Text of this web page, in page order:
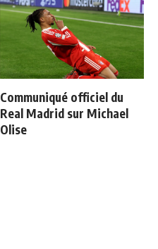
Communiqué officiel du
Real Madrid sur Michael
Olise